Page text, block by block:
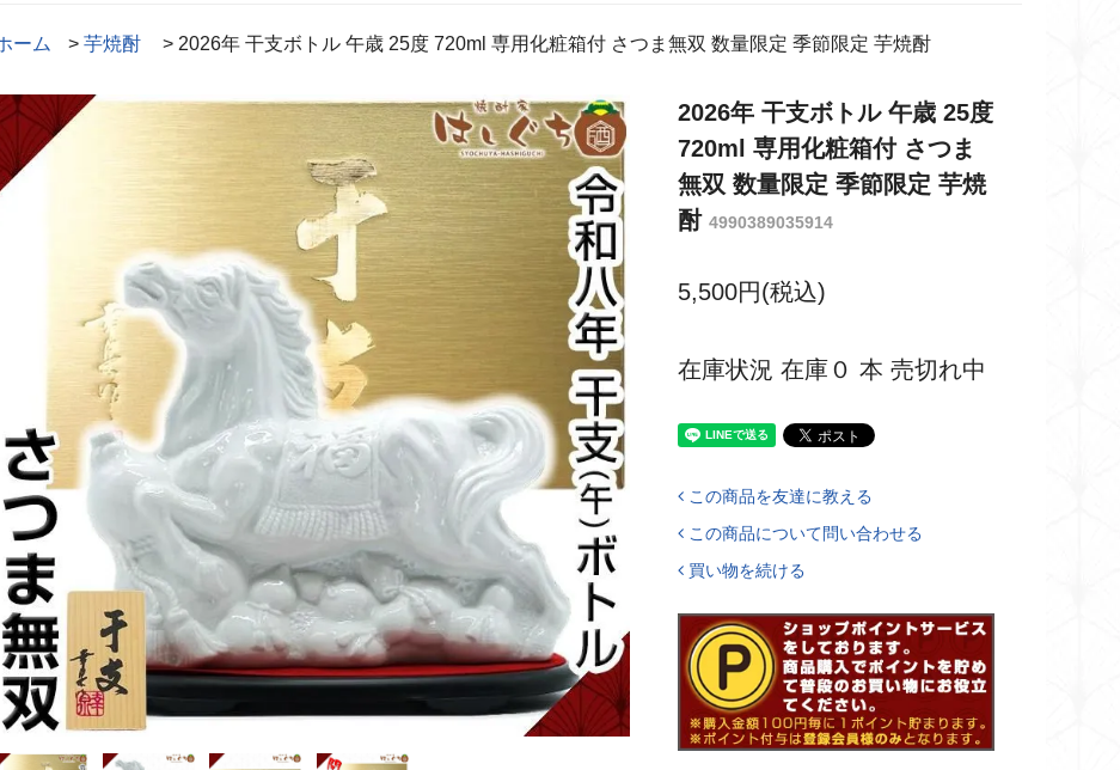
ーム > 芋焼酎 > 2026年 干支ボトル 午歳 25度 720ml 専用化粧箱付 さつま無双 数量限定 季節限定 芋焼酎
2026年 干支ボトル 午歳 25度
720ml 専用化粧箱付 さつま
無双 数量限定 季節限定 芋焼
酎 4990389035914
5,500円(税込)
在庫状況 在庫０ 本 売切れ中
この商品を友達に教える
この商品について問い合わせる
買い物を続ける